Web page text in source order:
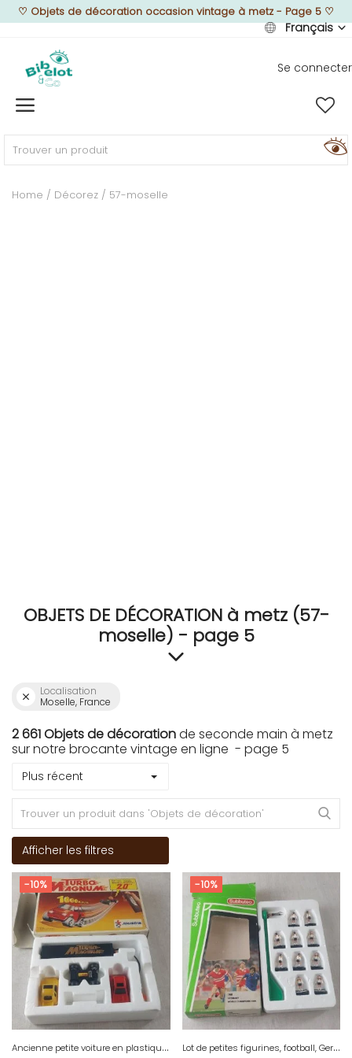
♡ Objets de décoration occasion vintage à metz - Page 5 ♡
Français
Se connecter
Home
MEUBLEZ
Home Décorez 57-moselle
OBJETS DE DÉCORATION à metz (57-
moselle) - page 5
Localisation
Moselle, France
2 661 Objets de décorationde seconde main à metz
sur notre brocante vintage en ligne - page 5
Plus récent
Afficher les filtres
-10%
A
ncienne petite voiture en plastique, Turbo Magnum, Joustra Ceji ^
-10%
L
ot de petites figurines, football, Germany, World Champions 1990, Subbuteo 768 ^